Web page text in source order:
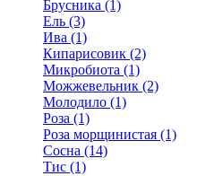
Брусника (1)
Ель (3)
Ива (1)
Кипарисовик (2)
Микробиота (1)
Можжевельник (2)
Молодило (1)
Роза (1)
Роза морщинистая (1)
Сосна (14)
Тис (1)